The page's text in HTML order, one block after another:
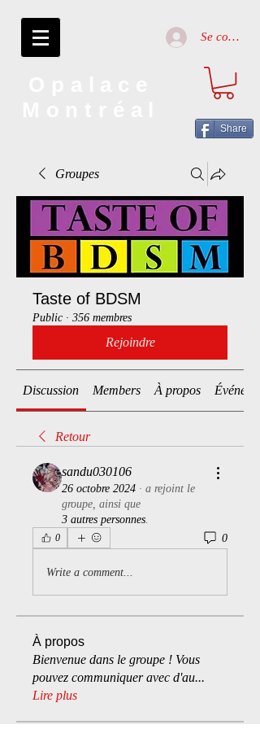
Se connecter
Share
Groupes
Taste of BDSM
Public · 356 membres
Rejoindre
Discussion Members À propos
Retour
sandu030106
26 octobre 2024 · a rejoint le
groupe, ainsi que
3 autres personnes.
0 0
Write a comment...
À propos
Bienvenue dans le groupe ! Vous
pouvez communiquer avec d'au...
Lire plus